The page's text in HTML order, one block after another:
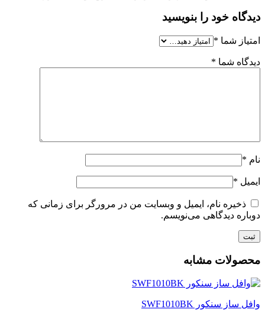
دیدگاه خود را بنویسید
امتیاز شما *
دیدگاه شما *
نام *
ایمیل *
ذخیره نام، ایمیل و وبسایت من در مرورگر برای زمانی که
دوباره دیدگاهی می‌نویسم.
محصولات مشابه
وافل ساز سنکور SWF1010BK